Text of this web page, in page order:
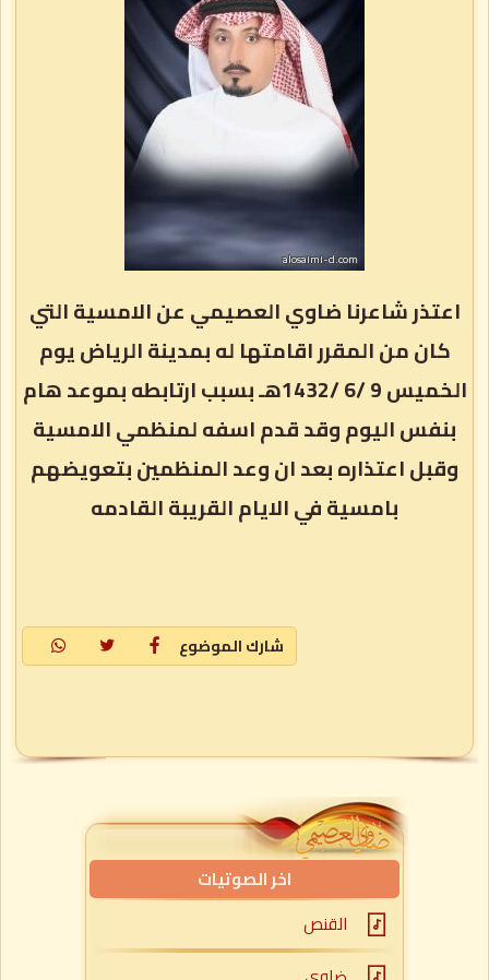
اعتذر شاعرنا ضاوي العصيمي عن الامسية التي
كان من المقرر اقامتها له بمدينة الرياض يوم
الخميس 9 /6 /1432هـ بسبب ارتابطه بموعد هام
بنفس اليوم وقد قدم اسفه لمنظمي الامسية
وقبل اعتذاره بعد ان وعد المنظمين بتعويضهم
بامسية في الايام القريبة القادمه
شارك الموضوع
اخر الصوتيات
القنص